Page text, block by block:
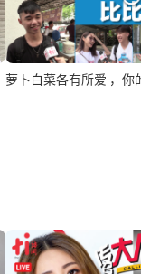
萝卜白菜各有所爱 ，你